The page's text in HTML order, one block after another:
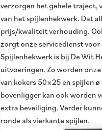
verzorgen het gehele traject,
van het spijlenhekwerk. Dat
prijs/kwaliteit verhouding.
zorgt onze servicedienst
Spijlenhekwerk is bij De Wit
uitvoeringen. Zo worden
van kokers 50×25 en spijlen
bovenligger kan ook worden
extra beveiliging. Verder
ronde als vierkante spijlen.